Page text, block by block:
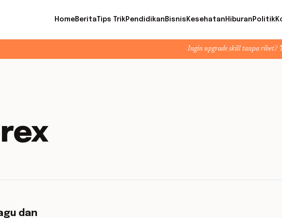
HomeBeritaTips TrikPendidikan Bisnis Kesehatan Hiburan Politik
Ingin upgrade skill tanpa ribet? Temukan
5 min read
dan